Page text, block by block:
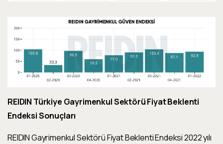
REIDIN Türkiye Gayrimenkul Sektörü Fiyat Beklenti
Endeksi Sonuçları
REIDIN Gayrimenkul Sektörü Fiyat Beklenti Endeksi2022 yılı